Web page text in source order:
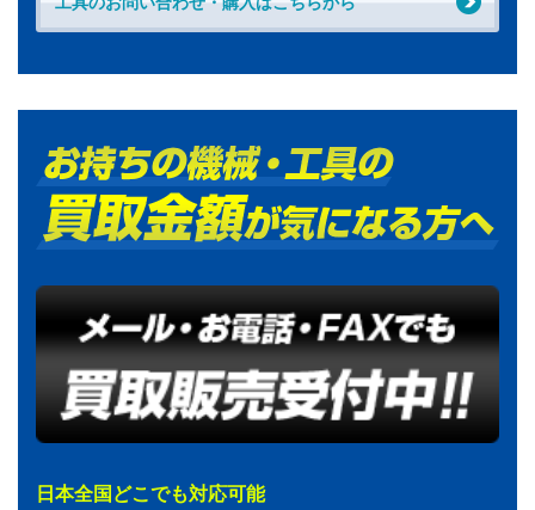
日本全国どこでも対応可能